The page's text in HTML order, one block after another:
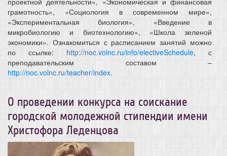
грамотность», «Социология в современном мире»,
«Экспериментальная биология», «Введение в
микробиологию и биотехнологию», «Школа зеленой
экономики». Ознакомиться с расписанием занятий можно
по ссылке: http://noc.volnc.ru/info/electiveSchedule, с
преподавательским составом –
http://noc.volnc.ru/teacher/index.
О проведении конкурса на соискание
городской молодежной стипендии имени
Христофора Леденцова